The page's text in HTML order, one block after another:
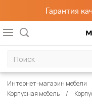
Гарантия
Интернет-магазин мебели
Корпусная мебель